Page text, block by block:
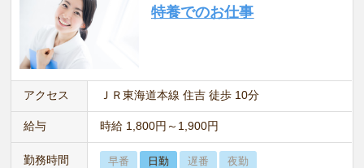
特養でのお仕事
アクセス ＪＲ東海道本線 住吉 徒歩 10分
給与 時給 1,800円～1,900円
勤務時間 早番 日勤 遅番 夜勤